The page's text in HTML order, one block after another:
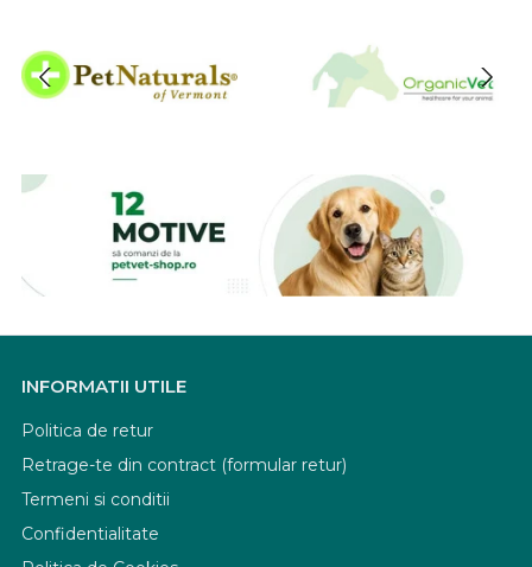
INFORMATII UTILE
Politica de retur
Retrage-te din contract (formular retur)
Termeni si conditii
Confidentialitate